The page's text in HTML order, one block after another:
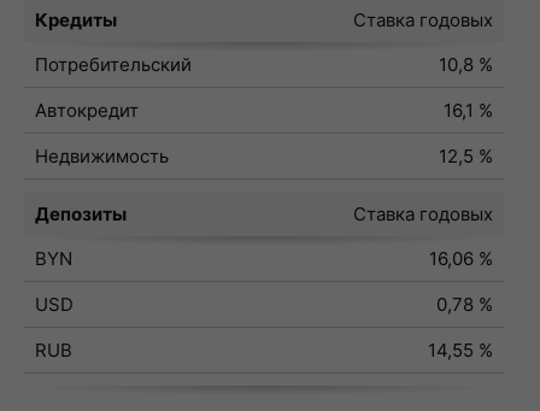
Кредиты
Ставка годовых
Потребительский
10,8 %
Автокредит
16,1 %
Недвижимость
12,5 %
Депозиты
Ставка годовых
BYN
16,06 %
USD
0,78 %
RUB
14,55 %